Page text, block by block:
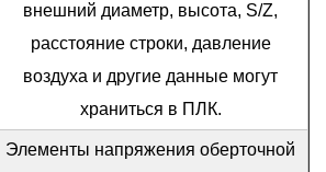
внешний диаметр, высота, S/Z,
расстояние строки, давление
воздуха и другие данные могут
храниться в ПЛК.
Элементы напряжения оберточной